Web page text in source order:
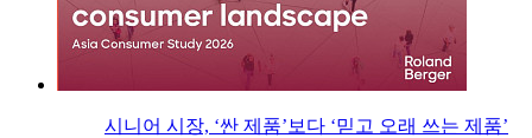
시니어 시장, ‘싼 제품’보다 ‘믿고 오래 쓰는 제품’